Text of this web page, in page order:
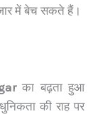
में बेच सकते हैं।
का बढ़ता हुआ
की राह पर